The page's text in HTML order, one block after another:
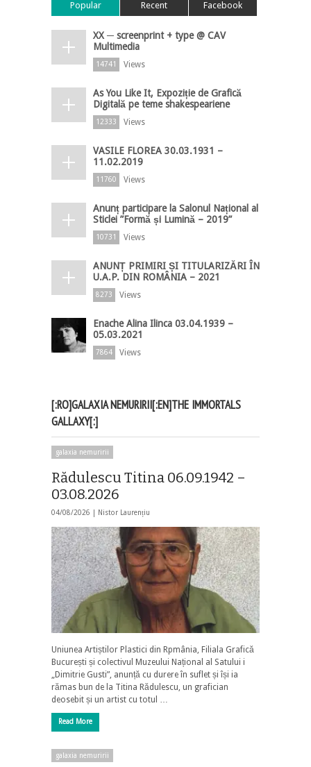
Popular Recent Facebook
XX ─ screenprint + type @ CAV
Multimedia
14741 Views
As You Like It, Expoziție de Grafică
Digitală pe teme shakespeariene
12333 Views
VASILE FLOREA 30.03.1931 –
11.02.2019
11760 Views
Anunț participare la Salonul Național al
Sticlei ”Formă și Lumină – 2019”
10731 Views
ANUNȚ PRIMIRI ȘI TITULARIZĂRI ÎN
U.A.P. DIN ROMÂNIA – 2021
8273 Views
Enache Alina Ilinca 03.04.1939 –
05.03.2021
7864 Views
[:RO]GALAXIA NEMURIRII[:EN]THE IMMORTALS
GALLAXY[:]
galaxia nemuririi
Rădulescu Titina 06.09.1942 –
03.08.2026
04/08/2026 | Nistor Laurențiu
Uniunea Artiștilor Plastici din Rpmânia, Filiala Grafică
București și colectivul Muzeului Național al Satului i
„Dimitrie Gusti”, anunță cu durere în suflet și își ia
rămas bun de la Titina Rădulescu, un grafician
deosebit și un artist cu totul …
Read More
galaxia nemuririi